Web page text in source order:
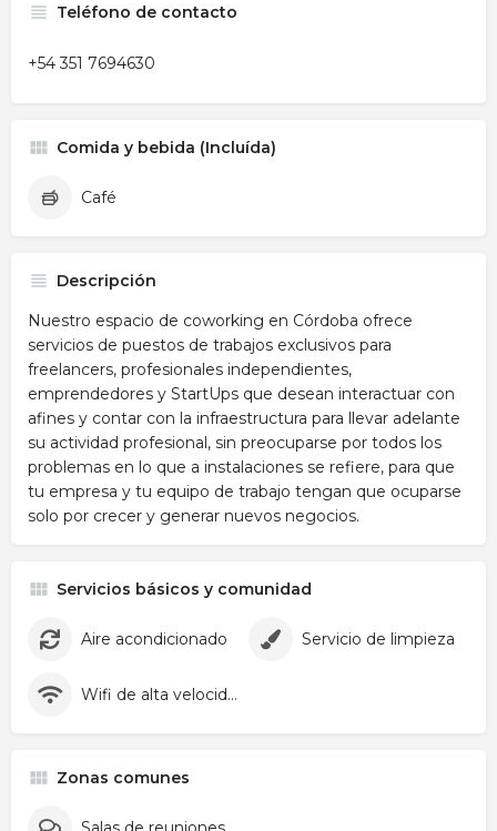
Teléfono de contacto
+54 351 7694630
Comida y bebida (Incluída)
Café
Descripción
Nuestro espacio de coworking en Córdoba ofrece
servicios de puestos de trabajos exclusivos para
freelancers, profesionales independientes,
emprendedores y StartUps que desean interactuar con
afines y contar con la infraestructura para llevar adelante
su actividad profesional, sin preocuparse por todos los
problemas en lo que a instalaciones se refiere, para que
tu empresa y tu equipo de trabajo tengan que ocuparse
solo por crecer y generar nuevos negocios.
Servicios básicos y comunidad
Aire acondicionado Servicio de limpieza
Wifi de alta velocidad
Zonas comunes